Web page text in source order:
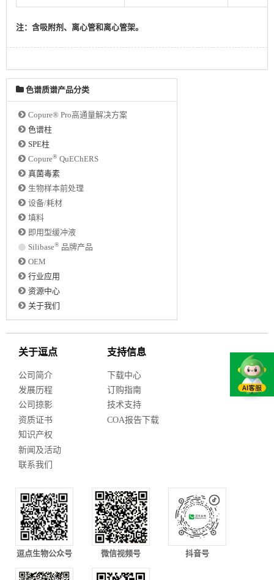
注：含吸附剂、离心管和离心管架。
色谱质谱产品分类
Copure® Pro高通量解决方案
色谱柱
SPE柱
Copure® QuEChERS
真菌毒素
生物样本前处理
设备/耗材
填料
即用型缓冲液
Silibase® 品牌产品
OEM
行业应用
资源中心
关于我们
关于逗点
公司简介
发展历程
公司掠影
资质证书
知识产权
新闻及活动
联系我们
支持信息
下载中心
订购指南
技术支持
COA报告下载
逗点生物公众号 微信视频号 抖音号